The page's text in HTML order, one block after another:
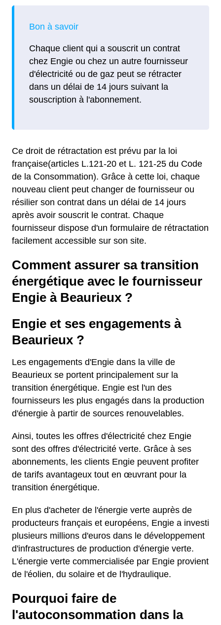
Chaque client qui a souscrit un contrat
chez Engie ou chez un autre fournisseur
d'électricité ou de gaz peut se rétracter
dans un délai de 14 jours suivant la
souscription à l'abonnement.
Ce droit de rétractation est prévu par la loi
française(articles L.121-20 et L. 121-25 du Code
de la Consommation). Grâce à cette loi, chaque
nouveau client peut changer de fournisseur ou
résilier son contrat dans un délai de 14 jours
après avoir souscrit le contrat. Chaque
fournisseur dispose d'un formulaire de rétractation
facilement accessible sur son site.
Comment assurer sa transition
énergétique avec le fournisseur
Engie à Beaurieux ?
Engie et ses engagements à
Beaurieux ?
Les engagements d'Engie dans la ville de
Beaurieux se portent principalement sur la
transition énergétique. Engie est l'un des
fournisseurs les plus engagés dans la production
d'énergie à partir de sources renouvelables.
Ainsi, toutes les offres d'électricité chez Engie
sont des offres d'électricité verte. Grâce à ses
abonnements, les clients Engie peuvent profiter
de tarifs avantageux tout en œuvrant pour la
transition énergétique.
En plus d'acheter de l'énergie verte auprès de
producteurs français et européens, Engie a investi
plusieurs millions d'euros dans le développement
d'infrastructures de production d'énergie verte.
L'énergie verte commercialisée par Engie provient
de l'éolien, du solaire et de l'hydraulique.
Pourquoi faire de
l'autoconsommation dans la